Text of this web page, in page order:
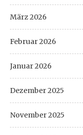
März 2026
Februar 2026
Januar 2026
Dezember 2025
November 2025